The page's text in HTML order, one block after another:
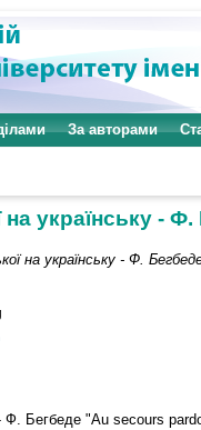
За авторами
українську -
на українську - Ф.
Бегбеде "Au secours